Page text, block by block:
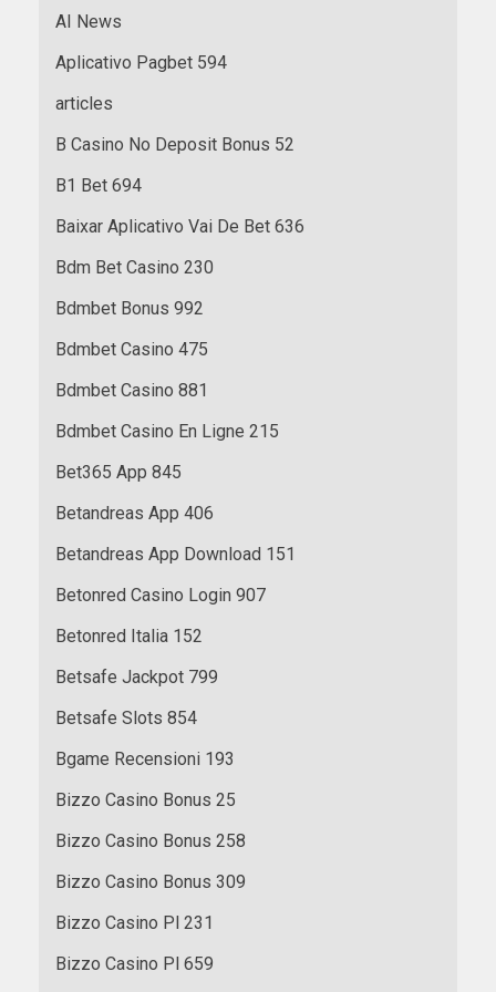
AI News
Aplicativo Pagbet 594
articles
B Casino No Deposit Bonus 52
B1 Bet 694
Baixar Aplicativo Vai De Bet 636
Bdm Bet Casino 230
Bdmbet Bonus 992
Bdmbet Casino 475
Bdmbet Casino 881
Bdmbet Casino En Ligne 215
Bet365 App 845
Betandreas App 406
Betandreas App Download 151
Betonred Casino Login 907
Betonred Italia 152
Betsafe Jackpot 799
Betsafe Slots 854
Bgame Recensioni 193
Bizzo Casino Bonus 25
Bizzo Casino Bonus 258
Bizzo Casino Bonus 309
Bizzo Casino Pl 231
Bizzo Casino Pl 659